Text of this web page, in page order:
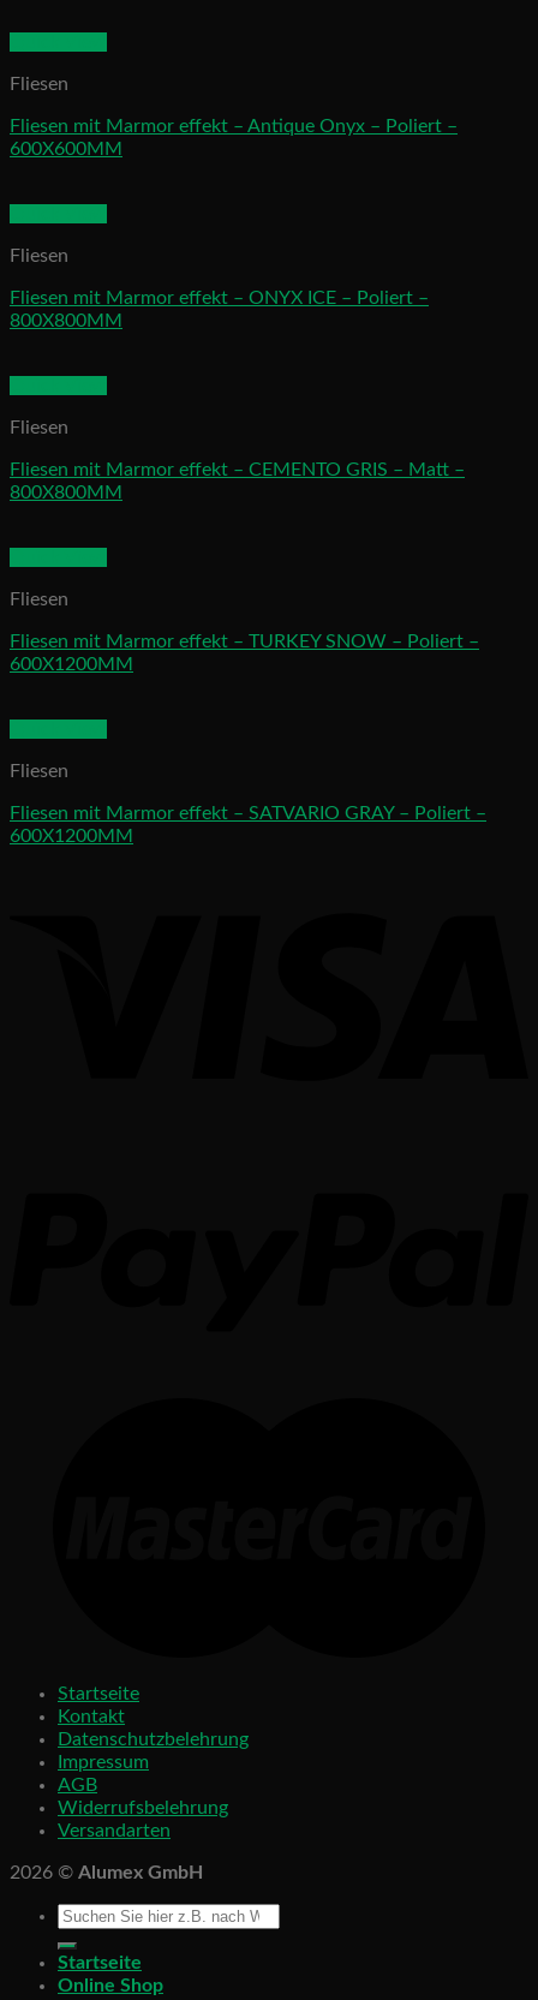
Fliesen
Fliesen mit Marmor effekt – Antique Onyx – Poliert –
600X600MM
Fliesen
Fliesen mit Marmor effekt – ONYX ICE – Poliert –
800X800MM
Fliesen
Fliesen mit Marmor effekt – CEMENTO GRIS – Matt –
800X800MM
Fliesen
Fliesen mit Marmor effekt – TURKEY SNOW – Poliert –
600X1200MM
Fliesen
Fliesen mit Marmor effekt – SATVARIO GRAY – Poliert –
600X1200MM
Startseite
Kontakt
Datenschutzbelehrung
Impressum
AGB
Widerrufsbelehrung
Versandarten
2026 © Alumex GmbH
Startseite
Online Shop